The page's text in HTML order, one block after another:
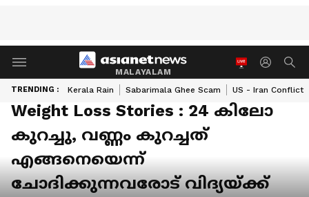
MALAYALAM
TRENDING : Kerala Rain Sabarimala Ghee Scam US - Iran Conflict
Weight Loss Stories : 24 കിലോ
കുറച്ചു, വണ്ണം കുറച്ചത്
എങ്ങനെയെന്ന്
ചോദിക്കുന്നവരോട് വിദ്യയ്ക്ക്